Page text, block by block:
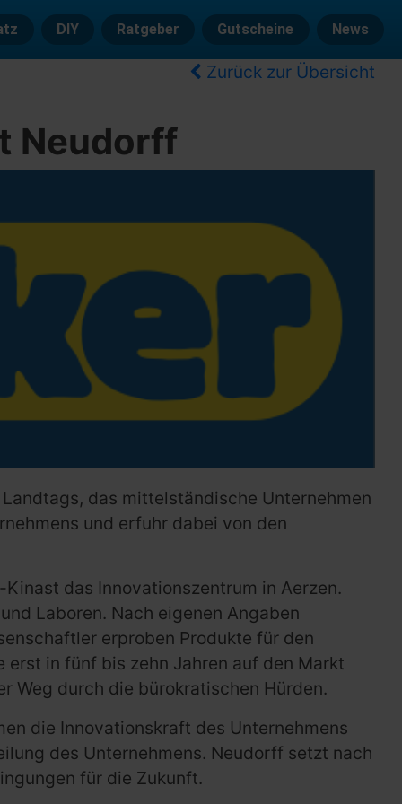
DIY Ratgeber Gutscheine News
Zurück zur Übersicht
Neudorff
das mittelständische Unternehmen
und erfuhr dabei von den
das Innovationszentrum in Aerzen.
Laboren. Nach eigenen Angaben
erproben Produkte für den
in fünf bis zehn Jahren auf den Markt
Weg durch die bürokratischen Hürden.
die Innovationskraft des Unternehmens
des Unternehmens. Neudorff setzt nach
für die Zukunft.